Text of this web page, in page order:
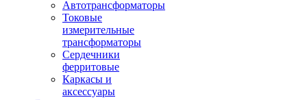
Автотрансформаторы
Токовые
измерительные
трансформаторы
Сердечники
ферритовые
Каркасы и
аксессуары